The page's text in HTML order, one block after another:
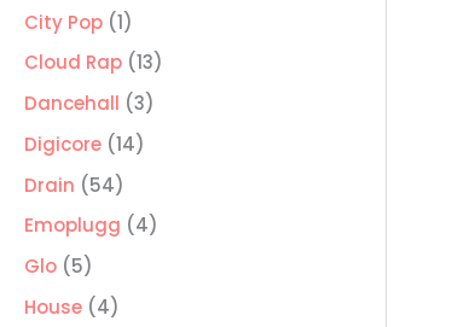
City Pop 11
producto
Cloud Rap 1313
Dancehall 33
Digicore 1414
Drain 5454
productos
Emoplugg 44
Glo 55
productos
House 44